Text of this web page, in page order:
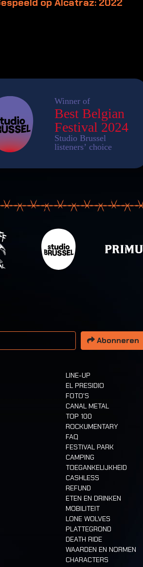
Abonneren
LINE-UP
EL PRESIDIO
FOTO'S
CANAL METAL
TOP 100
ROCKUMENTARY
FAQ
FESTIVAL PARK
CAMPING
TOEGANKELIJKHEID
CASHLESS
REFUND
ETEN EN DRINKEN
MOBILITEIT
LONE WOLVES
PLATTEGROND
DEATH RIDE
WAARDEN EN NORMEN
CHARACTERS